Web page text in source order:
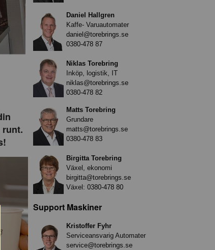
Daniel Hallgren
Kaffe- Varuautomater
daniel@torebrings.se
0380-478 87
Niklas Torebring
Inköp, logistik, IT
niklas@torebrings.se
0380-478 82
Matts Torebring
Grundare
matts@torebrings.se
0380-478 83
Birgitta Torebring
Växel, ekonomi
birgitta@torebrings.se
Växel: 0380-478 80
Support Maskiner
Kristoffer Fyhr
Serviceansvarig Automater
service@torebrings.se